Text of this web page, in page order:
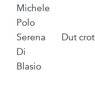
Michele
Polo
Serena
Di
Blasio
Dut crot